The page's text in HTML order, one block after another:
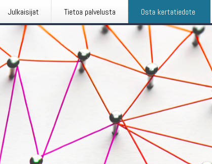
Julkaisijat Tietoa palvelusta Osta kertatiedote